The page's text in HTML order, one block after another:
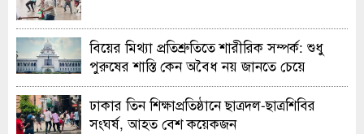
বিয়ের মিথ্যা প্রতিশ্রুতিতে শারীরিক সম্পর্ক: শুধু
পুরুষের শাস্তি কেন অবৈধ নয় জানতে চেয়ে
হাইকোর্টের রুল
ঢাকার তিন শিক্ষাপ্রতিষ্ঠানে ছাত্রদল-ছাত্রশিবির
সংঘর্ষ, আহত বেশ কয়েকজন